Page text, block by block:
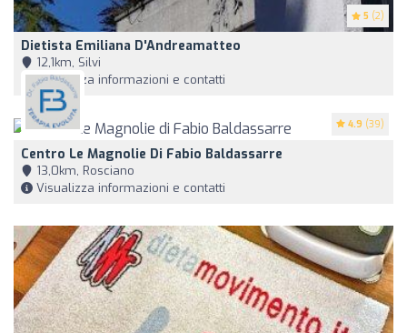
5 (2)
Dietista Emiliana D'Andreamatteo
12,1km, Silvi
Visualizza informazioni e contatti
4.9 (39)
Centro Le Magnolie Di Fabio Baldassarre
13,0km, Rosciano
Visualizza informazioni e contatti